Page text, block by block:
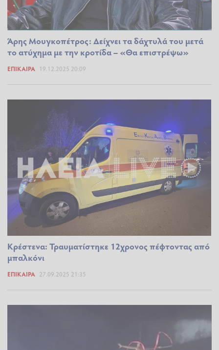
Άρης Μουγκοπέτρος: Δείχνει τα δάχτυλά του μετά
το ατύχημα με την κροτίδα – «Θα επιστρέψω»
ΕΠΊΚΑΙΡΑ 19.12.2025 20:09
Κρέστενα: Τραυματίστηκε 12χρονος πέφτοντας από
μπαλκόνι
ΕΠΊΚΑΙΡΑ 27.09.2025 21:35